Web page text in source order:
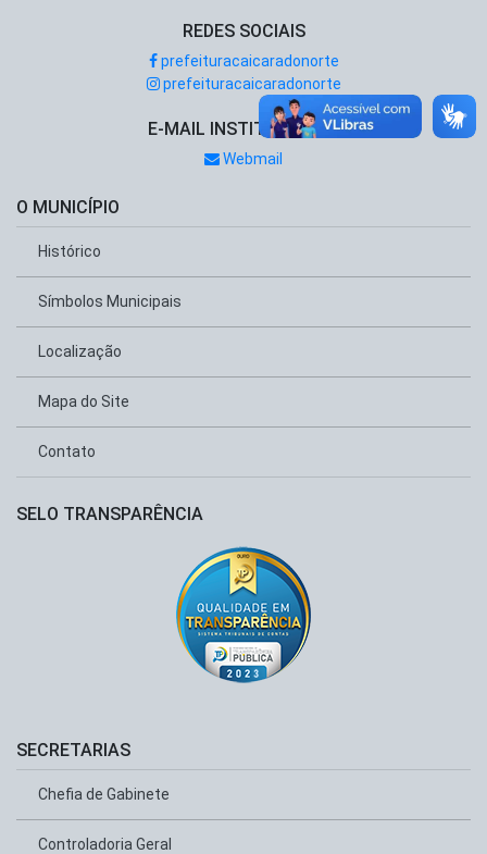
REDES SOCIAIS
prefeituracaicaradonorte
prefeituracaicaradonorte
E-MAIL INSTITUCIONAL
Webmail
O MUNICÍPIO
Histórico
Símbolos Municipais
Localização
Mapa do Site
Contato
SELO TRANSPARÊNCIA
SECRETARIAS
Chefia de Gabinete
Controladoria Geral